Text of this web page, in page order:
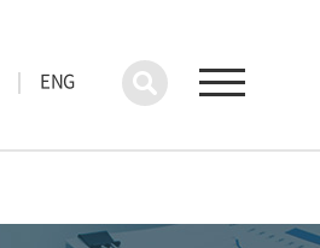
ENG